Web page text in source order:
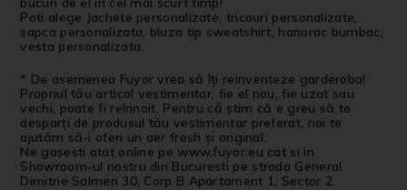
Poti alege Jachete personalizate, tricouri personalizate,
sapca personalizata, bluza tip sweatshirt, hanorac bumbac,
vesta personalizata.
* De asemenea Fuyor vrea să îți reinventeze garderoba!
Propriul tău articol vestimentar, fie el nou, fie uzat sau
vechi, poate fi reînnoit. Pentru că știm că e greu să te
desparți de produsul tău vestimentar preferat, noi te
ajutăm să-i oferi un aer fresh și original.
Ne gasesti atat online pe www.fuyor.eu cat si in
Showroom-ul nostru din Bucuresti pe strada General
Dimitrie Salmen 30, Corp B Apartament 1, Sector 2.